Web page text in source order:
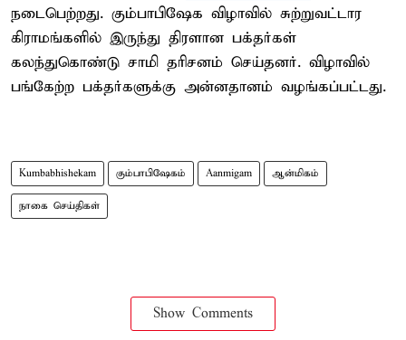
நடைபெற்றது. கும்பாபிஷேக விழாவில் சுற்றுவட்டார
கிராமங்களில் இருந்து திரளான பக்தர்கள்
கலந்துகொண்டு சாமி தரிசனம் செய்தனர். விழாவில்
பங்கேற்ற பக்தர்களுக்கு அன்னதானம் வழங்கப்பட்டது.
Kumbabhishekam கும்பாபிஷேகம் Aanmigam ஆன்மிகம்
நாகை செய்திகள்
Show Comments